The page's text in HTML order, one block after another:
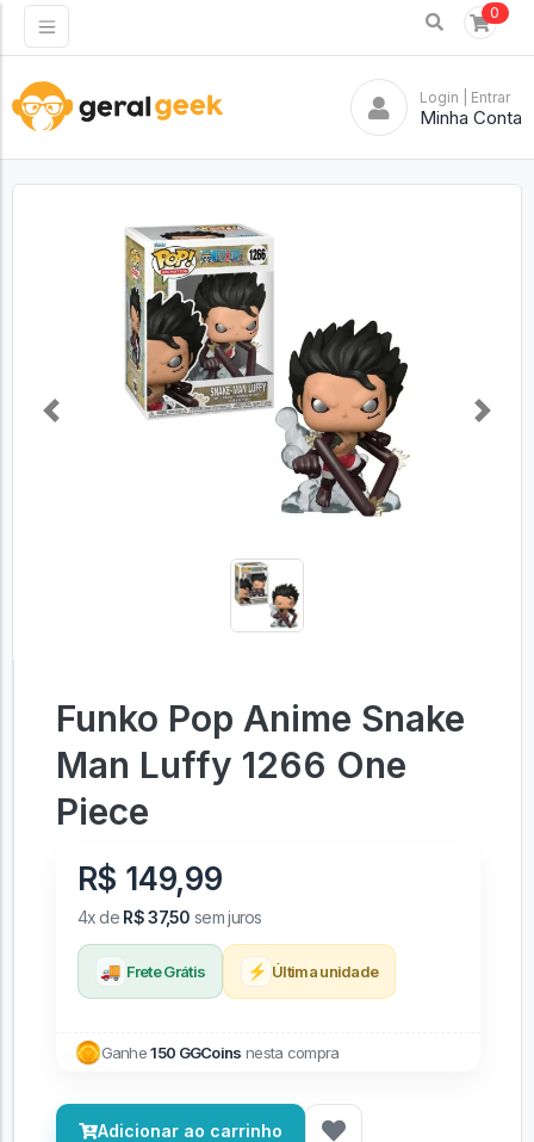
0
Login | Entrar
Minha Conta
Previous Next
Funko Pop Anime Snake
Man Luffy 1266 One
Piece
R$ 149,99
4x de R$ 37,50 sem juros
🚚 Frete Grátis ⚡ Última unidade
Ganhe150 GGCoins nesta compra
Adicionar ao carrinho